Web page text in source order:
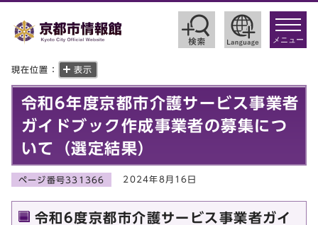
toggle
メニュー
現在位置： 表示
令和6年度京都市介護サービス事業者
ガイドブック作成事業者の募集につ
いて（選定結果）
ページ番号331366 2024年8月16日
令和6度京都市介護サービス事業者ガイ